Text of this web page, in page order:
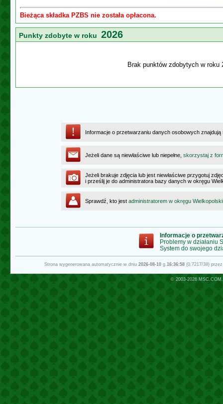
Bieżąca składka PZBS nie została opłacona.
Punkty zdobyte w roku 2026
Brak punktów zdobytych w roku
Informacje o przetwarzaniu danych osobowych
Jeżeli dane są niewłaściwe lub niepełne, skorzystaj z
Jeżeli brakuje zdjęcia lub jest niewłaściwe przygotuj
i prześlij je do administratora bazy danych w okręgu
Sprawdź, kto jest administratorem w okręgu
Informacje o
Problemy w działaniu
System do swojego
Strona wygenerowana automatycznie w dniu 2026-08-10g.16:36:58(0.7217/38)
© 2003-2026